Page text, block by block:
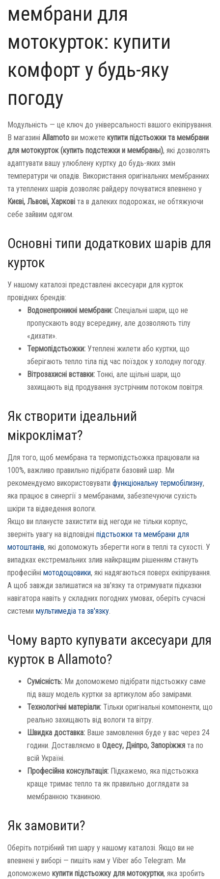
мембрани для
мотокурток: купити
комфорт у будь-яку
погоду
Модульність — це ключ до універсальності вашого екіпірування.
В магазині Allamoto ви можете купити підстьожки та мембрани
для мотокурток (купить подстежки и мембраны), які дозволять
адаптувати вашу улюблену куртку до будь-яких змін
температури чи опадів. Використання оригінальних мембранних
та утеплених шарів дозволяє райдеру почуватися впевнено у
Києві, Львові, Харкові та в далеких подорожах, не обтяжуючи
себе зайвим одягом.
Основні типи додаткових шарів для
курток
У нашому каталозі представлені аксесуари для курток
провідних брендів:
Водонепроникні мембрани: Спеціальні шари, що не
пропускають воду всередину, але дозволяють тілу
«дихати».
Термопідстьожки: Утеплені жилети або куртки, що
зберігають тепло тіла під час поїздок у холодну погоду.
Вітрозахисні вставки: Тонкі, але щільні шари, що
захищають від продування зустрічним потоком повітря.
Як створити ідеальний
мікроклімат?
Для того, щоб мембрана та термопідстьожка працювали на
100%, важливо правильно підібрати базовий шар. Ми
рекомендуємо використовувати функціональну термобілизну,
яка працює в синергії з мембранами, забезпечуючи сухість
шкіри та відведення вологи.
Якщо ви плануєте захистити від негоди не тільки корпус,
зверніть увагу на відповідні підстьожки та мембрани для
мотоштанів, які допоможуть зберегти ноги в теплі та сухості. У
випадках екстремальних злив найкращим рішенням стануть
професійні мотодощовики, які надягаються поверх екіпірування.
А щоб завжди залишатися на зв'язку та отримувати підказки
навігатора навіть у складних погодних умовах, оберіть сучасні
системи мультимедіа та зв'язку.
Чому варто купувати аксесуари для
курток в Allamoto?
Сумісність: Ми допоможемо підібрати підстьожку саме
під вашу модель куртки за артикулом або замірами.
Технологічні матеріали: Тільки оригінальні компоненти, що
реально захищають від вологи та вітру.
Швидка доставка: Ваше замовлення буде у вас через 24
години. Доставляємо в Одесу, Дніпро, Запоріжжя та по
всій Україні.
Професійна консультація: Підкажемо, яка підстьожка
краще тримає тепло та як правильно доглядати за
мембранною тканиною.
Як замовити?
Оберіть потрібний тип шару у нашому каталозі. Якщо ви не
впевнені у виборі — пишіть нам у Viber або Telegram. Ми
допоможемо купити підстьожку для мотокуртки, яка зробить